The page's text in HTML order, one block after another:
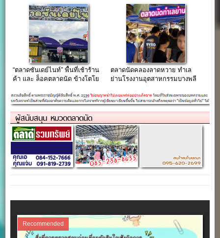
“ตลาดซันเดย์ไนท์” พื้นที่เช้าร้าน
ค้า และ ล็อคตลาดนัด ข้างโตโย
ตลาดนัดคลองลาดหวาย ทำเล
ย่านโรงงานอุตสาหกรรมบางพลี
ผู้สนับสนุน หมวดตลาดนัด
Recommended